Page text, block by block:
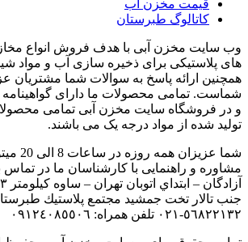
قیمت مخزن آب
کاتالوگ طبرستان
وب سایت مخزن آبی با هدف فروش انواع مخازن
های پلاستیکی برای ذخیره سازی آب و مواد
همچنین ارائه پاسخ به سوالات شما مشتریان
شماست. تمامی محصولات ما دارای گواهینامه
و در فروشگاه سایت مخزن آبی تمامی
تولید شده از مواد درجه یک می باشند.
شما
مشاوره و راهنمایی با کارشناسان ما در تماس
جنب تالار تخت جمشيد مجتمع پلاستيك
٥٦٨٢٢١٣٢-٠٢۱ تلفن همراه: ٠٩١٢٤٠٨٥٥٠٦